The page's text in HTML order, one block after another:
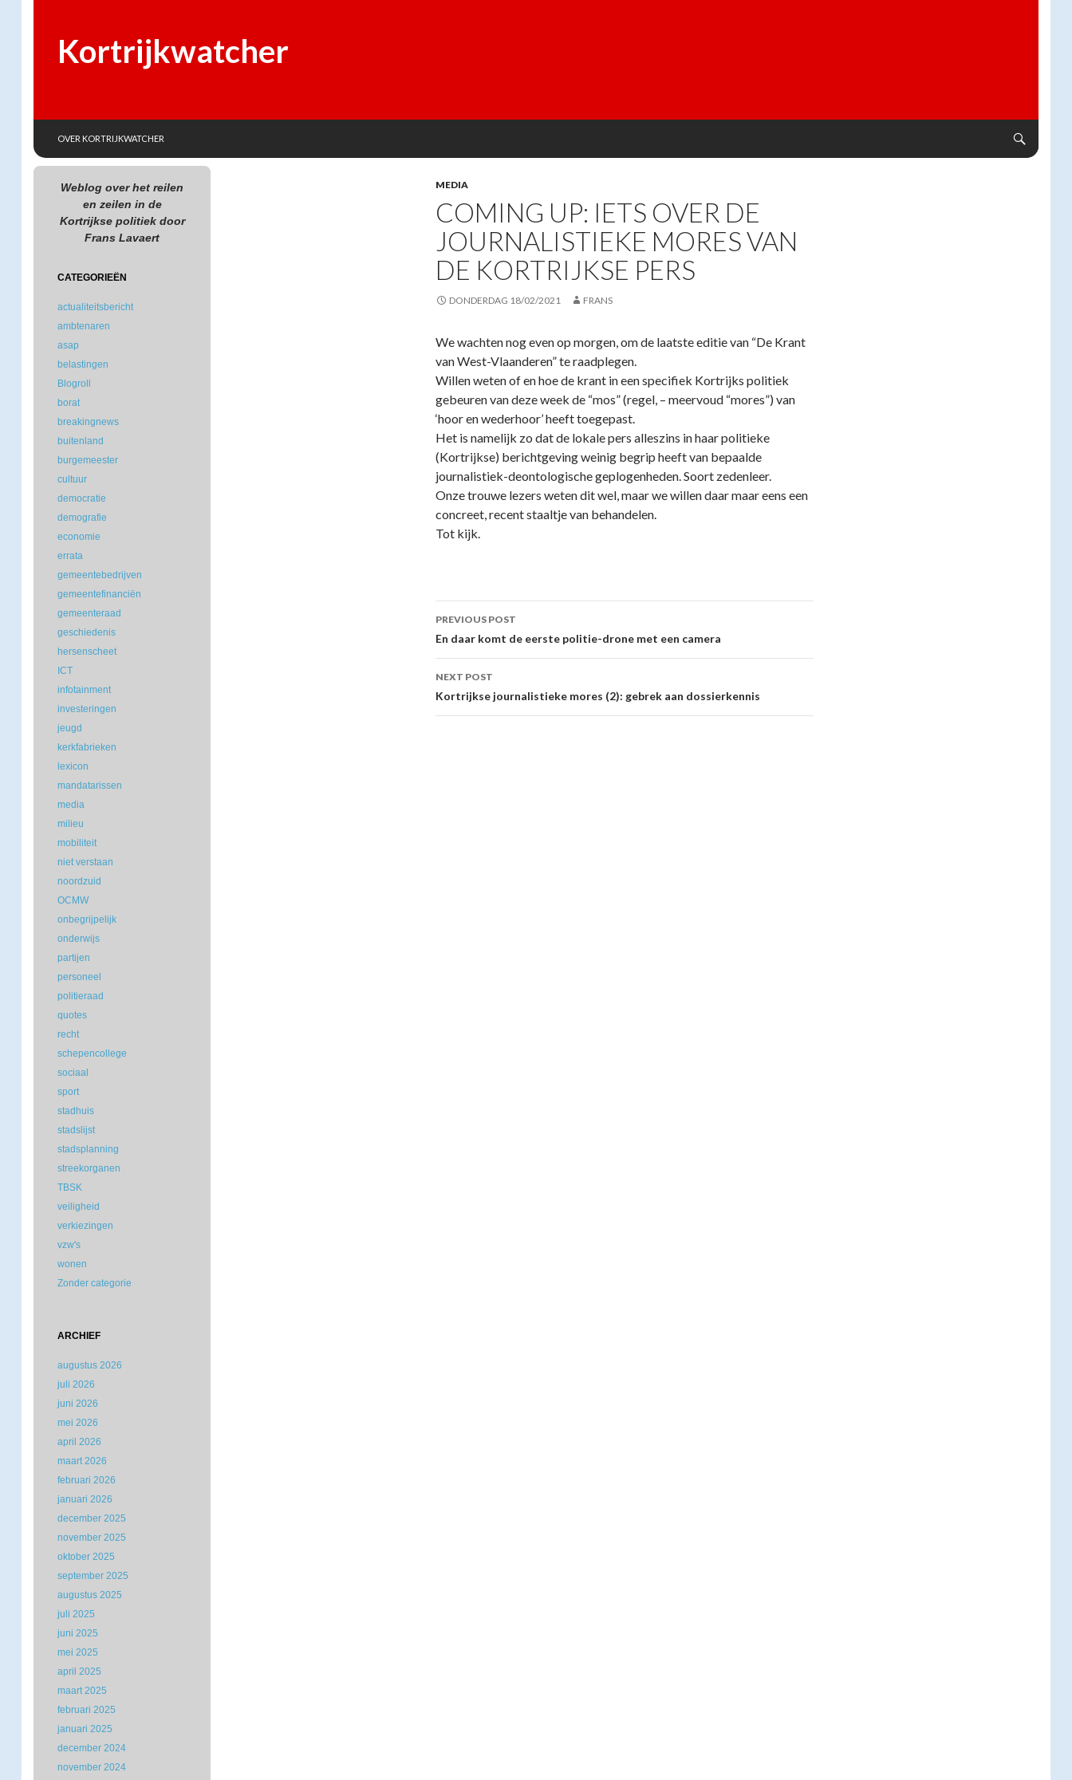
Kortrijkwatcher
OVER KORTRIJKWATCHER
MEDIA
COMING UP: IETS OVER DE
JOURNALISTIEKE MORES VAN
DE KORTRIJKSE PERS
DONDERDAG 18/02/2021 FRANS
We wachten nog even op morgen, om de laatste editie van “De Krant
van West-Vlaanderen” te raadplegen.
Willen weten of en hoe de krant in een specifiek Kortrijks politiek
gebeuren van deze week de “mos” (regel, – meervoud “mores”) van
‘hoor en wederhoor’ heeft toegepast.
Het is namelijk zo dat de lokale pers alleszins in haar politieke
(Kortrijkse) berichtgeving weinig begrip heeft van bepaalde
journalistiek-deontologische geplogenheden. Soort zedenleer.
Onze trouwe lezers weten dit wel, maar we willen daar maar eens een
concreet, recent staaltje van behandelen.
Tot kijk.
Post
navigation
PREVIOUS POST
En daar komt de eerste politie-drone met een camera
NEXT POST
Kortrijkse journalistieke mores (2): gebrek aan dossierkennis
Weblog over het reilen
en zeilen in de
Kortrijkse politiek door
Frans Lavaert
CATEGORIEËN
actualiteitsbericht
ambtenaren
asap
belastingen
Blogroll
borat
breakingnews
buitenland
burgemeester
cultuur
democratie
demografie
economie
errata
gemeentebedrijven
gemeentefinanciën
gemeenteraad
geschiedenis
hersenscheet
ICT
infotainment
investeringen
jeugd
kerkfabrieken
lexicon
mandatarissen
media
milieu
mobiliteit
niet verstaan
noordzuid
OCMW
onbegrijpelijk
onderwijs
partijen
personeel
politieraad
quotes
recht
schepencollege
sociaal
sport
stadhuis
stadslijst
stadsplanning
streekorganen
TBSK
veiligheid
verkiezingen
vzw's
wonen
Zonder categorie
ARCHIEF
augustus 2026
juli 2026
juni 2026
mei 2026
april 2026
maart 2026
februari 2026
januari 2026
december 2025
november 2025
oktober 2025
september 2025
augustus 2025
juli 2025
juni 2025
mei 2025
april 2025
maart 2025
februari 2025
januari 2025
december 2024
november 2024